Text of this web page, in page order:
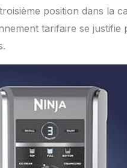
position dans la
tarifaire se